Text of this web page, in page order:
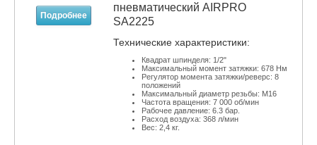
Подробнее
пневматический AIRPRO
SA2225
​Технические характеристики:
Квадрат шпинделя: 1/2"
Максимальный момент затяжки: 678 Нм
Регулятор момента затяжки/реверс: 8
положений
Максимальный диаметр резьбы: М16
Частота вращения: 7 000 об/мин
Рабочее давление: 6.3 бар.
Расход воздуха: 368 л/мин
Вес: 2,4 кг.